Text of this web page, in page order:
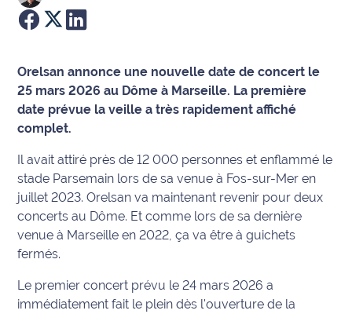
Culture
Économie
Éducation
Emploi
Environnement
Info
route
Loisirs
Orelsan annonce une nouvelle date de concert le
25 mars 2026 au Dôme à Marseille. La première
date prévue la veille a très rapidement affiché
complet.
Il avait attiré près de 12 000 personnes et enflammé le
stade Parsemain lors de sa venue à Fos-sur-Mer en
juillet 2023. Orelsan va maintenant revenir pour deux
concerts au Dôme. Et comme lors de sa dernière
venue à Marseille en 2022, ça va être à guichets
fermés.
Le premier concert prévu le 24 mars 2026 a
immédiatement fait le plein dès l'ouverture de la